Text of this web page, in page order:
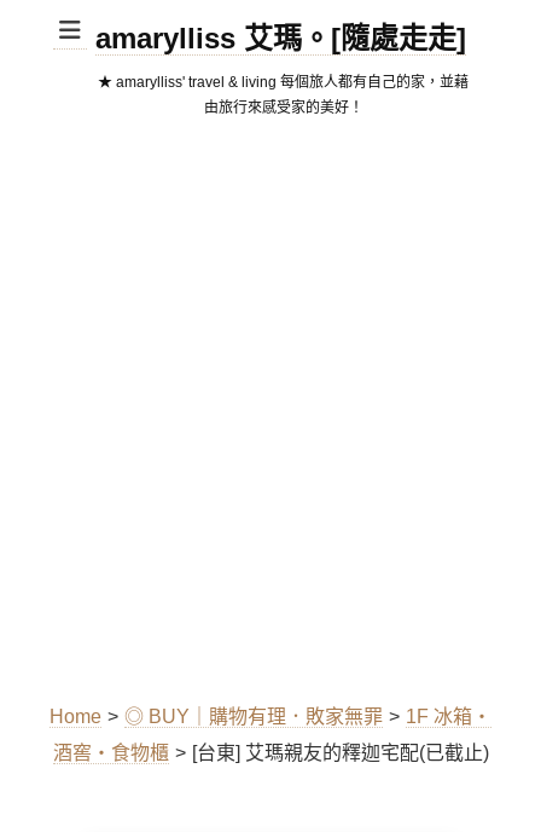
amarylliss 艾瑪。[隨處走走]
★ amarylliss' travel & living 每個旅人都有自己的家，並藉
由旅行來感受家的美好！
Home > ◎ BUY｜購物有理．敗家無罪 > 1F 冰箱‧
酒窖‧食物櫃 > [台東] 艾瑪親友的釋迦宅配(已截止)